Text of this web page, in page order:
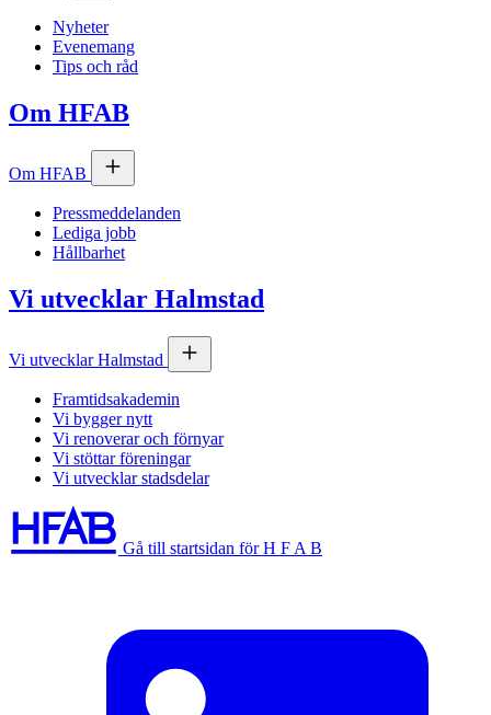
Nyheter
Evenemang
Tips och råd
Om HFAB
Om HFAB
Pressmeddelanden
Lediga jobb
Hållbarhet
Vi utvecklar Halmstad
Vi utvecklar Halmstad
Framtidsakademin
Vi bygger nytt
Vi renoverar och förnyar
Vi stöttar föreningar
Vi utvecklar stadsdelar
Gå till startsidan för H F A B